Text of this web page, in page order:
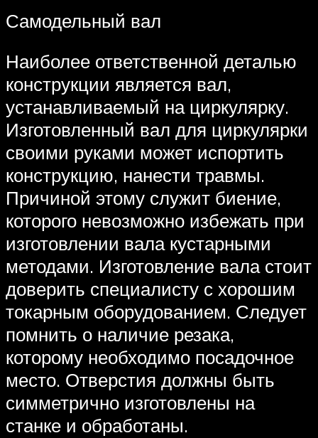
Самодельный вал
Наиболее ответственной деталью
конструкции является вал,
устанавливаемый на циркулярку.
Изготовленный вал для циркулярки
своими руками может испортить
конструкцию, нанести травмы.
Причиной этому служит биение,
которого невозможно избежать при
изготовлении вала кустарными
методами. Изготовление вала стоит
доверить специалисту с хорошим
токарным оборудованием. Следует
помнить о наличие резака,
которому необходимо посадочное
место. Отверстия должны быть
симметрично изготовлены на
станке и обработаны.